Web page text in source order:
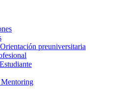
preuniversitaria